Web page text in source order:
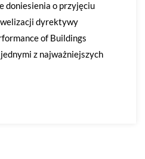
doniesienia o przyjęciu
dyrektywy
of Buildings
z najważniejszych